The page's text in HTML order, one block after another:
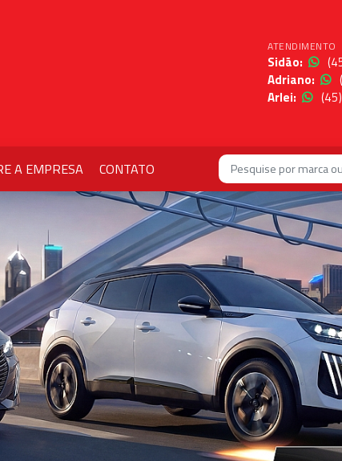
ATENDIMENTO
Sidão:
Adriano:
Arlei:
A EMPRESA CONTATO